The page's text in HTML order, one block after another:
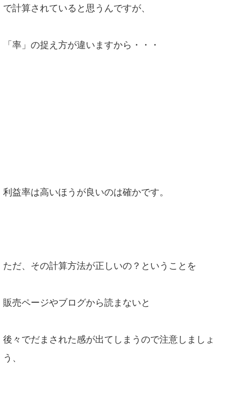
で計算されていると思うんですが、
「率」の捉え方が違いますから・・・
利益率は高いほうが良いのは確かです。
ただ、その計算方法が正しいの？ということを
販売ページやブログから読まないと
後々でだまされた感が出てしまうので注意しましょ
う、